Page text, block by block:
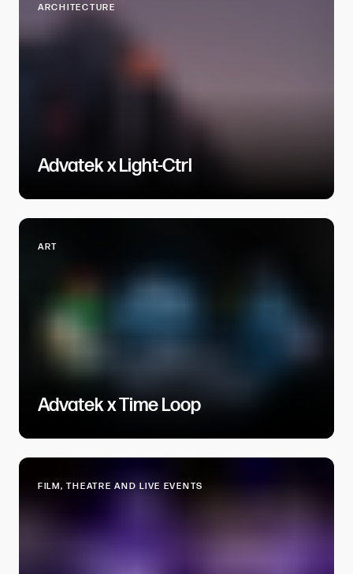
ARCHITECTURE​​​​‌ ‍ ​‍​‍‌‍ ‌ ​‍‌‍‍‌‌‍‌ ‌‍‍‌‌‍ ‍​‍​‍​ ‍‍​‍​‍‌ ​ ‌‍​‌‌‍ ‍‌‍‍‌‌ ‌​‌ ‍‌​‍ ‍‌‍‍‌‌‍ ​‍​‍​‍ ​​‍​‍‌‍‍​‌ ​‍‌‍‌‌‌‍‌‍​‍​‍​ ‍‍​‍​‍​‍ ‌ ​ ‌ ‌​‌ ‌‌‌‍‌​‌‍‍‌‌‍ ​‍ ‌‍‍‌‌‍ ‍‌ ‌​‌‍‌‌‌‍ ‍‌ ‌​​‍ ‌‍‌‌‌‍‌​‌‍‍‌‌ ‌​​‍ ‌‍ ‌‌‍ ‌‍‌​‌‍‌‌​ ‌‌ ​​‌ ​‍‌‍‌‌‌ ​ ‌‍‌‌‌‍ ‍‌ ‌​‌‍​‌‌ ‌​‌‍‍‌‌‍ ‌‍ ‍​ ‍ ‌‍‍‌‌‍‌​​ ‌​ ‌‌‌‍‌‌‌‍‌‌‌‍‌‌‌‍‌‌‌‍‌‍‌‍​‍​ ‌​​‍ ‌‌‍​‍​ ‌‌‌‍​‌‌‍‌‍​‍ ‌​ ‌​​ ‌​​ ​ ​ ‌‌​‍ ‌​ ‍​‌‍​‍​ ​‌​ ​​​‍ ‌‌‍​‌​ ​‍​ ‍‌‌‍​‍‌‍‌‍‌‍‌‌​ ​ ​ ‌‌​ ‌‌‌‍​ ​ ​ ​ ‌ ​ ‍ ‌ ‌​‌ ‍‌‌ ​​‌‍‌‌​ ‌‌‍‍‌‌‍ ‍‌‍‌​‌ ‌‌‌ ​ ‌ ‌​‌ ​‍‌ ‍‌​ ‍ ‌ ​​‌‍​‌‌ ‌​‌‍‍​​ ‌‌ ‌​‌‍‍‌‌ ‌​‌‍ ​‌‍‌‌​ ‌‍​‍‌‍​‌‌ ​ ‌‍‌‌‌‌‌‌‌ ​‍‌‍ ​​ ‌​‍‌‌​ ​‍‌​‌‍‌ ​ ‌ ‌​‌ ‌‌‌‍‌​‌‍‍‌‌‍ ​‍‌‍‌‍‍‌‌‍‌​​ ‌​ ‌‌‌‍‌‌‌‍‌‌‌‍‌‌‌‍‌‌‌‍‌‍‌‍​‍​ ‌​​‍ ‌‌‍​‍​ ‌‌‌‍​‌‌‍‌‍​‍ ‌​ ‌​​ ‌​​ ​ ​ ‌‌​‍ ‌​ ‍​‌‍​‍​ ​‌​ ​​​‍ ‌‌‍​‌​ ​‍​ ‍‌‌‍​‍‌‍‌‍‌‍‌‌​ ​ ​ ‌‌​ ‌‌‌‍​ ​ ​ ​ ‌ ​‍‌‍‌ ‌​‌ ‍‌‌ ​​‌‍‌‌​ ‌‌‍‍‌‌‍ ‍‌‍‌​‌ ‌‌‌ ​ ‌ ‌​‌ ​‍‌ ‍‌​‍‌‍‌ ​​‌‍​‌‌ ‌​‌‍‍​​ ‌‌ ‌​‌‍‍‌‌ ‌​‌‍ ​‌‍‌‌​‍‌‍‌ ​​‌‍‌‌‌ ​‍‌ ​ ‌ ​​‌‍‌‌‌‍​ ‌ ‌​‌‍‍‌‌ ‌‍‌‍‌‌​ ‌‌ ​​‌ ‌‌‌‍​‍‌‍ ​‌‍‍‌‌ ​ ‌‍‍​‌‍‌‌‌‍‌​​‍​‍‌ ‌
Advatek x Light-Ctrl​​​​‌ ‍ ​‍​‍‌‍ ‌ ​‍‌‍‍‌‌‍‌ ‌‍‍‌‌‍ ‍​‍​‍​ ‍‍​‍​‍‌ ​ ‌‍​‌‌‍ ‍‌‍‍‌‌ ‌​‌ ‍‌​‍ ‍‌‍‍‌‌‍ ​‍​‍​‍ ​​‍​‍‌‍‍​‌ ​‍‌‍‌‌‌‍‌‍​‍​‍​ ‍‍​‍​‍​‍ ‌ ​ ‌ ‌​‌ ‌‌‌‍‌​‌‍‍‌‌‍ ​‍ ‌‍‍‌‌‍ ‍‌ ‌​‌‍‌‌‌‍ ‍‌ ‌​​‍ ‌‍‌‌‌‍‌​‌‍‍‌‌ ‌​​‍ ‌‍ ‌‌‍ ‌‍‌​‌‍‌‌​ ‌‌ ​​‌ ​‍‌‍‌‌‌ ​ ‌‍‌‌‌‍ ‍‌ ‌​‌‍​‌‌ ‌​‌‍‍‌‌‍ ‌‍ ‍​ ‍ ‌‍‍‌‌‍‌​​ ‌​ ​‌​ ​ ‌‍​ ‌‍‌‍‌‍‌‌​ ‌‌​ ‍‌​ ​​​‍ ‌​ ​​‌‍‌‌​ ​ ‌‍​‌​‍ ‌​ ‌​​ ‍​‌‍​‌​ ‍​​‍ ‌​ ‍‌​ ‌‌‌‍​ ‌‍​‌​‍ ‌‌‍​ ​ ​ ‌‍‌​‌‍​‍‌‍‌‌​ ​ ‌‍​ ‌‍‌‍​ ‍‌​ ​‍​ ​​‌‍​‌​ ‍ ‌ ‌​‌ ‍‌‌ ​​‌‍‌‌​ ‌‌‍​ ‌‍​‌‌ ​ ‌‍‌‌‌‌​ ‌ ‌​‌ ‌‌‌‍‌​‌ ‍‌​ ‍ ‌ ​​‌‍​‌‌ ‌​‌‍‍​​ ‌‌ ‌​‌‍‍‌‌ ‌​‌‍ ​‌‍‌‌​ ‌‍​‍‌‍​‌‌ ​ ‌‍‌‌‌‌‌‌‌ ​‍‌‍ ​​ ‌​‍‌‌​ ​‍‌​‌‍‌ ​ ‌ ‌​‌ ‌‌‌‍‌​‌‍‍‌‌‍ ​‍‌‍‌‍‍‌‌‍‌​​ ‌​ ​‌​ ​ ‌‍​ ‌‍‌‍‌‍‌‌​ ‌‌​ ‍‌​ ​​​‍ ‌​ ​​‌‍‌‌​ ​ ‌‍​‌​‍ ‌​ ‌​​ ‍​‌‍​‌​ ‍​​‍ ‌​ ‍‌​ ‌‌‌‍​ ‌‍​‌​‍ ‌‌‍​ ​ ​ ‌‍‌​‌‍​‍‌‍‌‌​ ​ ‌‍​ ‌‍‌‍​ ‍‌​ ​‍​ ​​‌‍​‌​‍‌‍‌ ‌​‌ ‍‌‌ ​​‌‍‌‌​ ‌‌‍​ ‌‍​‌‌ ​ ‌‍‌‌‌‌​ ‌ ‌​‌ ‌‌‌‍‌​‌ ‍‌​‍‌‍‌ ​​‌‍​‌‌ ‌​‌‍‍​​ ‌‌ ‌​‌‍‍‌‌ ‌​‌‍ ​‌‍‌‌​‍‌‍‌ ​​‌‍‌‌‌ ​‍‌ ​ ‌ ​​‌‍‌‌‌‍​ ‌ ‌​‌‍‍‌‌ ‌‍‌‍‌‌​ ‌‌ ​​‌ ‌‌‌‍​‍‌‍ ​‌‍‍‌‌ ​ ‌‍‍​‌‍‌‌‌‍‌​​‍​‍‌ ‌
ART​​​​‌ ‍ ​‍​‍‌‍ ‌ ​‍‌‍‍‌‌‍‌ ‌‍‍‌‌‍ ‍​‍​‍​ ‍‍​‍​‍‌ ​ ‌‍​‌‌‍ ‍‌‍‍‌‌ ‌​‌ ‍‌​‍ ‍‌‍‍‌‌‍ ​‍​‍​‍ ​​‍​‍‌‍‍​‌ ​‍‌‍‌‌‌‍‌‍​‍​‍​ ‍‍​‍​‍​‍ ‌ ​ ‌ ‌​‌ ‌‌‌‍‌​‌‍‍‌‌‍ ​‍ ‌‍‍‌‌‍ ‍‌ ‌​‌‍‌‌‌‍ ‍‌ ‌​​‍ ‌‍‌‌‌‍‌​‌‍‍‌‌ ‌​​‍ ‌‍ ‌‌‍ ‌‍‌​‌‍‌‌​ ‌‌ ​​‌ ​‍‌‍‌‌‌ ​ ‌‍‌‌‌‍ ‍‌ ‌​‌‍​‌‌ ‌​‌‍‍‌‌‍ ‌‍ ‍​ ‍ ‌‍‍‌‌‍‌​​ ‌​ ‌‍​ ‌ ​ ‍‌​ ​​​ ‌‌​ ​ ​ ‌​‌‍‌​​‍ ‌‌‍​‍​ ‌‍​ ‌‍‌‍‌​​‍ ‌​ ‌​​ ‍‌​ ​​​ ‌‌​‍ ‌​ ‍​​ ‌ ​ ​​​ ‌‍​‍ ‌‌‍‌‍​ ‍​​ ‌‍‌‍‌‌‌‍‌‌​ ​‌​ ‍‌​ ​ ​ ‌‌‌‍‌​​ ‌​​ ‌ ​ ‍ ‌ ‌​‌ ‍‌‌ ​​‌‍‌‌​ ‌‌‍‍‌‌‍ ‍‌‍‌​‌ ‌‌‌ ​ ‌ ‌​‌ ​‍‌ ‍‌​ ‍ ‌ ​​‌‍​‌‌ ‌​‌‍‍​​ ‌‌ ‌​‌‍‍‌‌ ‌​‌‍ ​‌‍‌‌​ ‌‍​‍‌‍​‌‌ ​ ‌‍‌‌‌‌‌‌‌ ​‍‌‍ ​​ ‌​‍‌‌​ ​‍‌​‌‍‌ ​ ‌ ‌​‌ ‌‌‌‍‌​‌‍‍‌‌‍ ​‍‌‍‌‍‍‌‌‍‌​​ ‌​ ‌‍​ ‌ ​ ‍‌​ ​​​ ‌‌​ ​ ​ ‌​‌‍‌​​‍ ‌‌‍​‍​ ‌‍​ ‌‍‌‍‌​​‍ ‌​ ‌​​ ‍‌​ ​​​ ‌‌​‍ ‌​ ‍​​ ‌ ​ ​​​ ‌‍​‍ ‌‌‍‌‍​ ‍​​ ‌‍‌‍‌‌‌‍‌‌​ ​‌​ ‍‌​ ​ ​ ‌‌‌‍‌​​ ‌​​ ‌ ​‍‌‍‌ ‌​‌ ‍‌‌ ​​‌‍‌‌​ ‌‌‍‍‌‌‍ ‍‌‍‌​‌ ‌‌‌ ​ ‌ ‌​‌ ​‍‌ ‍‌​‍‌‍‌ ​​‌‍​‌‌ ‌​‌‍‍​​ ‌‌ ‌​‌‍‍‌‌ ‌​‌‍ ​‌‍‌‌​‍‌‍‌ ​​‌‍‌‌‌ ​‍‌ ​ ‌ ​​‌‍‌‌‌‍​ ‌ ‌​‌‍‍‌‌ ‌‍‌‍‌‌​ ‌‌ ​​‌ ‌‌‌‍​‍‌‍ ​‌‍‍‌‌ ​ ‌‍‍​‌‍‌‌‌‍‌​​‍​‍‌ ‌
Advatek x Time Loop​​​​‌ ‍ ​‍​‍‌‍ ‌ ​‍‌‍‍‌‌‍‌ ‌‍‍‌‌‍ ‍​‍​‍​ ‍‍​‍​‍‌ ​ ‌‍​‌‌‍ ‍‌‍‍‌‌ ‌​‌ ‍‌​‍ ‍‌‍‍‌‌‍ ​‍​‍​‍ ​​‍​‍‌‍‍​‌ ​‍‌‍‌‌‌‍‌‍​‍​‍​ ‍‍​‍​‍​‍ ‌ ​ ‌ ‌​‌ ‌‌‌‍‌​‌‍‍‌‌‍ ​‍ ‌‍‍‌‌‍ ‍‌ ‌​‌‍‌‌‌‍ ‍‌ ‌​​‍ ‌‍‌‌‌‍‌​‌‍‍‌‌ ‌​​‍ ‌‍ ‌‌‍ ‌‍‌​‌‍‌‌​ ‌‌ ​​‌ ​‍‌‍‌‌‌ ​ ‌‍‌‌‌‍ ‍‌ ‌​‌‍​‌‌ ‌​‌‍‍‌‌‍ ‌‍ ‍​ ‍ ‌‍‍‌‌‍‌​​ ‌​ ‍‌​ ​ ​ ‌​‌‍​‍​ ​‌​ ‍‌‌‍​‍​ ​‌​‍ ‌‌‍‌​​ ​‌​ ​​​ ​ ​‍ ‌​ ‌​‌‍‌​​ ​‍​ ‌‍​‍ ‌​ ‍‌​ ‌‌‌‍​‍​ ​‌​‍ ‌​ ‍​​ ‌ ​ ‍‌‌‍​ ​ ‌‍‌‍‌‌‌‍‌‍​ ​ ‌‍‌​​ ‌‌​ ​‍​ ‌ ​ ‍ ‌ ‌​‌ ‍‌‌ ​​‌‍‌‌​ ‌‌‍​ ‌‍​‌‌ ​ ‌‍‌‌‌‌​ ‌ ‌​‌ ‌‌‌‍‌​‌ ‍‌​ ‍ ‌ ​​‌‍​‌‌ ‌​‌‍‍​​ ‌‌ ‌​‌‍‍‌‌ ‌​‌‍ ​‌‍‌‌​ ‌‍​‍‌‍​‌‌ ​ ‌‍‌‌‌‌‌‌‌ ​‍‌‍ ​​ ‌​‍‌‌​ ​‍‌​‌‍‌ ​ ‌ ‌​‌ ‌‌‌‍‌​‌‍‍‌‌‍ ​‍‌‍‌‍‍‌‌‍‌​​ ‌​ ‍‌​ ​ ​ ‌​‌‍​‍​ ​‌​ ‍‌‌‍​‍​ ​‌​‍ ‌‌‍‌​​ ​‌​ ​​​ ​ ​‍ ‌​ ‌​‌‍‌​​ ​‍​ ‌‍​‍ ‌​ ‍‌​ ‌‌‌‍​‍​ ​‌​‍ ‌​ ‍​​ ‌ ​ ‍‌‌‍​ ​ ‌‍‌‍‌‌‌‍‌‍​ ​ ‌‍‌​​ ‌‌​ ​‍​ ‌ ​‍‌‍‌ ‌​‌ ‍‌‌ ​​‌‍‌‌​ ‌‌‍​ ‌‍​‌‌ ​ ‌‍‌‌‌‌​ ‌ ‌​‌ ‌‌‌‍‌​‌ ‍‌​‍‌‍‌ ​​‌‍​‌‌ ‌​‌‍‍​​ ‌‌ ‌​‌‍‍‌‌ ‌​‌‍ ​‌‍‌‌​‍‌‍‌ ​​‌‍‌‌‌ ​‍‌ ​ ‌ ​​‌‍‌‌‌‍​ ‌ ‌​‌‍‍‌‌ ‌‍‌‍‌‌​ ‌‌ ​​‌ ‌‌‌‍​‍‌‍ ​‌‍‍‌‌ ​ ‌‍‍​‌‍‌‌‌‍‌​​‍​‍‌ ‌
FILM, THEATRE AND LIVE EVENTS​​​​‌ ‍ ​‍​‍‌‍ ‌ ​‍‌‍‍‌‌‍‌ ‌‍‍‌‌‍ ‍​‍​‍​ ‍‍​‍​‍‌ ​ ‌‍​‌‌‍ ‍‌‍‍‌‌ ‌​‌ ‍‌​‍ ‍‌‍‍‌‌‍ ​‍​‍​‍ ​​‍​‍‌‍‍​‌ ​‍‌‍‌‌‌‍‌‍​‍​‍​ ‍‍​‍​‍​‍ ‌ ​ ‌ ‌​‌ ‌‌‌‍‌​‌‍‍‌‌‍ ​‍ ‌‍‍‌‌‍ ‍‌ ‌​‌‍‌‌‌‍ ‍‌ ‌​​‍ ‌‍‌‌‌‍‌​‌‍‍‌‌ ‌​​‍ ‌‍ ‌‌‍ ‌‍‌​‌‍‌‌​ ‌‌ ​​‌ ​‍‌‍‌‌‌ ​ ‌‍‌‌‌‍ ‍‌ ‌​‌‍​‌‌ ‌​‌‍‍‌‌‍ ‌‍ ‍​ ‍ ‌‍‍‌‌‍‌​​ ‌​ ‍​​ ‍​‌‍​‍​ ‌​‌‍‌‍​ ‍‌​ ​ ‌‍‌‍​‍ ‌​ ‌ ‌‍‌‍​ ​​​ ​​​‍ ‌​ ‌​​ ‍​‌‍​ ‌‍​ ​‍ ‌‌‍​‍​ ‌‌​ ​​​ ‌‌​‍ ‌​ ‌​​ ​‍‌‍‌‌​ ​ ​ ​‍​ ​‍​ ‌‍​ ​‍‌‍‌​​ ​​‌‍‌‍​ ‌ ​ ‍ ‌ ‌​‌ ‍‌‌ ​​‌‍‌‌​ ‌‌‍‍‌‌‍ ‍‌‍‌​‌ ‌‌‌ ​ ‌ ‌​‌ ​‍‌ ‍‌​ ‍ ‌ ​​‌‍​‌‌ ‌​‌‍‍​​ ‌‌ ‌​‌‍‍‌‌ ‌​‌‍ ​‌‍‌‌​ ‌‍​‍‌‍​‌‌ ​ ‌‍‌‌‌‌‌‌‌ ​‍‌‍ ​​ ‌​‍‌‌​ ​‍‌​‌‍‌ ​ ‌ ‌​‌ ‌‌‌‍‌​‌‍‍‌‌‍ ​‍‌‍‌‍‍‌‌‍‌​​ ‌​ ‍​​ ‍​‌‍​‍​ ‌​‌‍‌‍​ ‍‌​ ​ ‌‍‌‍​‍ ‌​ ‌ ‌‍‌‍​ ​​​ ​​​‍ ‌​ ‌​​ ‍​‌‍​ ‌‍​ ​‍ ‌‌‍​‍​ ‌‌​ ​​​ ‌‌​‍ ‌​ ‌​​ ​‍‌‍‌‌​ ​ ​ ​‍​ ​‍​ ‌‍​ ​‍‌‍‌​​ ​​‌‍‌‍​ ‌ ​‍‌‍‌ ‌​‌ ‍‌‌ ​​‌‍‌‌​ ‌‌‍‍‌‌‍ ‍‌‍‌​‌ ‌‌‌ ​ ‌ ‌​‌ ​‍‌ ‍‌​‍‌‍‌ ​​‌‍​‌‌ ‌​‌‍‍​​ ‌‌ ‌​‌‍‍‌‌ ‌​‌‍ ​‌‍‌‌​‍‌‍‌ ​​‌‍‌‌‌ ​‍‌ ​ ‌ ​​‌‍‌‌‌‍​ ‌ ‌​‌‍‍‌‌ ‌‍‌‍‌‌​ ‌‌ ​​‌ ‌‌‌‍​‍‌‍ ​‌‍‍‌‌ ​ ‌‍‍​‌‍‌‌‌‍‌​​‍​‍‌ ‌